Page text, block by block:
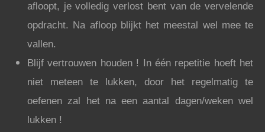
afloopt, je volledig verlost bent van de vervelende
opdracht. Na afloop blijkt het meestal wel mee te
vallen.
Blijf vertrouwen houden ! In één repetitie hoeft het
niet meteen te lukken, door het regelmatig te
oefenen zal het na een aantal dagen/weken wel
lukken !